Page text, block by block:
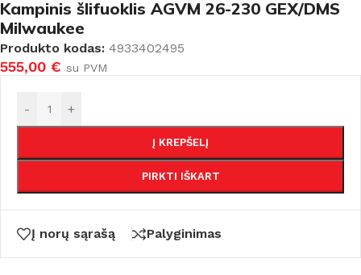
Kampinis šlifuoklis AGVM 26-230 GEX/DMS
Milwaukee
Produkto kodas: 4933402495
555,00 € su PVM
- +
Į KREPŠELĮ
PIRKTI IŠKART
Į norų sąrašą Palyginimas